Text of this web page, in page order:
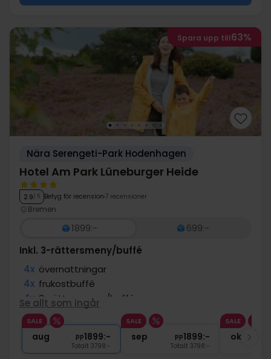
Spara upp till63%
Nära Serengeti-Park Hodenhagen
Hotel Am Park Lüneburger Heide
2.9/ 5 Betyg för recension 7 recensioner
Bremen
1899:-
699:-
Inkl. 3-rättersmeny/buffé
4x övernattningar
4x frukostbuffé
4x 3-rättersmeny/buffé
4x 1 glas vin el. öl till maten
∞ Gratis entré till wellnessavdelning
Se allt som ingår
SALE
aug pp1899:-
Totalt 3798:-
SALE
sep pp1899:-
Totalt 3798:-
SALE
okt